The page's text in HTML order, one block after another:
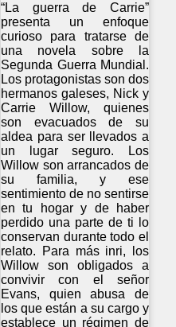
“La guerra de Carrie”
presenta un enfoque
curioso para tratarse de
una novela sobre la
Segunda Guerra Mundial.
Los protagonistas son dos
hermanos galeses, Nick y
Carrie Willow, quienes
son evacuados de su
aldea para ser llevados a
un lugar seguro. Los
Willow son arrancados de
su familia, y ese
sentimiento de no sentirse
en tu hogar y de haber
perdido una parte de ti lo
conservan durante todo el
relato. Para más inri, los
Willow son obligados a
convivir con el señor
Evans, quien abusa de
los que están a su cargo y
establece un régimen de